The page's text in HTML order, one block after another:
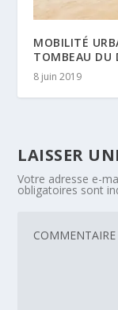
MOBILITÉ
TOMBEAU DU
8 juin 2019
LAISSER
Votre adresse e-
obligatoires sont